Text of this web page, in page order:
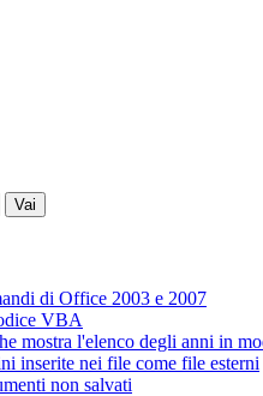
Vai
di Office 2003 e 2007
VBA
mostra l'elenco degli anni in
inserite nei file come file esterni
non salvati